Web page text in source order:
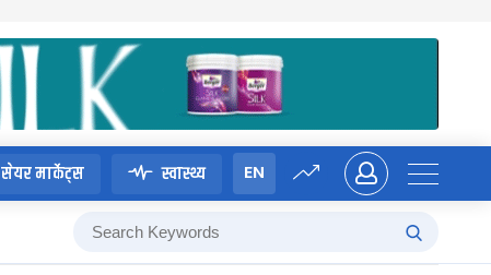
सेयर मार्केट्स स्वास्थ्य EN